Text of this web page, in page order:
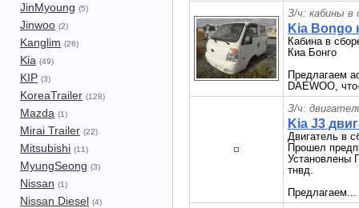
JinMyoung (5)
Jinwoo (2)
Kanglim (26)
Kia (49)
KIP (3)
KoreaTrailer (128)
Mazda (1)
Mirai Trailer (22)
Mitsubishi (11)
MyungSeong (3)
Nissan (1)
Nissan Diesel (4)
З/ч: кабины в
Kia Bongo
Кабина в
Киа Бонго
Предлагаем
DAEWOO,
З/ч:
Kia J3
Двигатель в
Прошел
тнвд.
Предлагаем...